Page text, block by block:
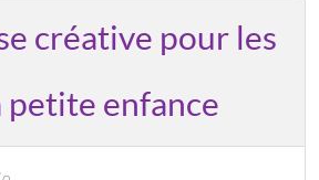
créative pour les
petite enfance